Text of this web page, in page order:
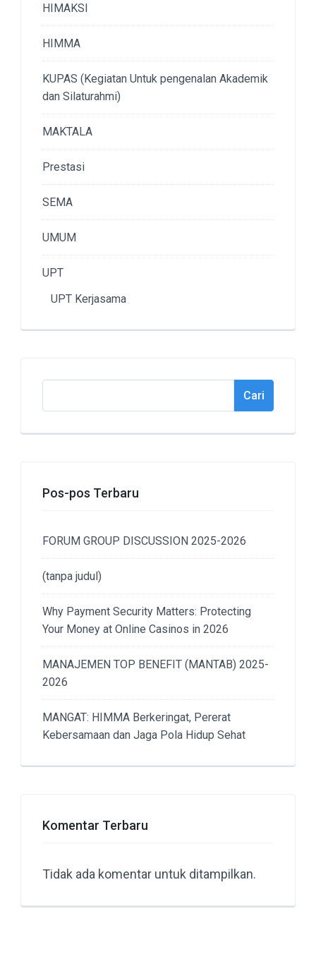
HIMAKSI
HIMMA
KUPAS (Kegiatan Untuk pengenalan Akademik
dan Silaturahmi)
MAKTALA
Prestasi
SEMA
UMUM
UPT
UPT Kerjasama
Cari
Pos-pos Terbaru
FORUM GROUP DISCUSSION 2025-2026
(tanpa judul)
Why Payment Security Matters: Protecting
Your Money at Online Casinos in 2026
MANAJEMEN TOP BENEFIT (MANTAB) 2025-
2026
MANGAT: HIMMA Berkeringat, Pererat
Kebersamaan dan Jaga Pola Hidup Sehat
Komentar Terbaru
Tidak ada komentar untuk ditampilkan.